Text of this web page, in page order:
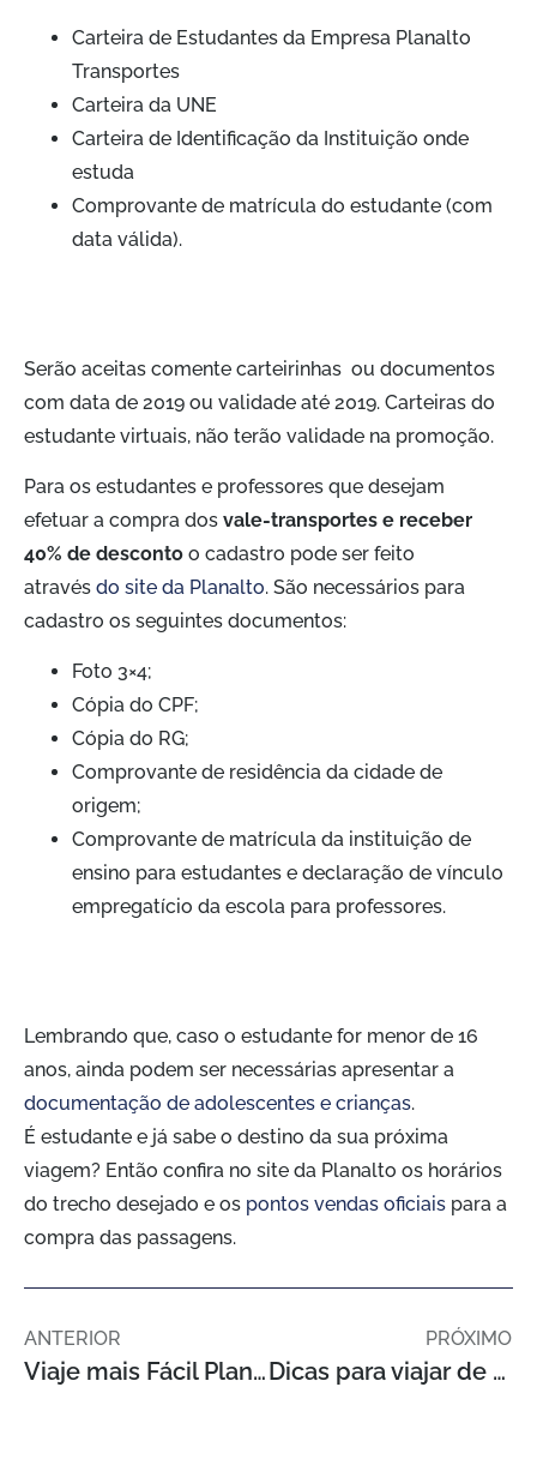
Carteira de Estudantes da Empresa Planalto
Transportes
Carteira da UNE
Carteira de Identificação da Instituição onde
estuda
Comprovante de matrícula do estudante (com
data válida).
Serão aceitas comente carteirinhas ou documentos
com data de 2019 ou validade até 2019. Carteiras do
estudante virtuais, não terão validade na promoção.
Para os estudantes e professores que desejam
efetuar a compra dos vale-transportes e receber
40% de desconto o cadastro pode ser feito
através do site da Planalto. São necessários para
cadastro os seguintes documentos:
Foto 3×4;
Cópia do CPF;
Cópia do RG;
Comprovante de residência da cidade de
origem;
Comprovante de matrícula da instituição de
ensino para estudantes e declaração de vínculo
empregatício da escola para professores.
Lembrando que, caso o estudante for menor de 16
anos, ainda podem ser necessárias apresentar a
documentação de adolescentes e crianças.
É estudante e já sabe o destino da sua próxima
viagem? Então confira no site da Planalto os horários
do trecho desejado e os pontos vendas oficiais para a
compra das passagens.
ANTERIOR
Viaje mais Fácil Planalto – Rio Grande/RS
PRÓXIMO
Dicas para viajar de ônibus em alta temporada